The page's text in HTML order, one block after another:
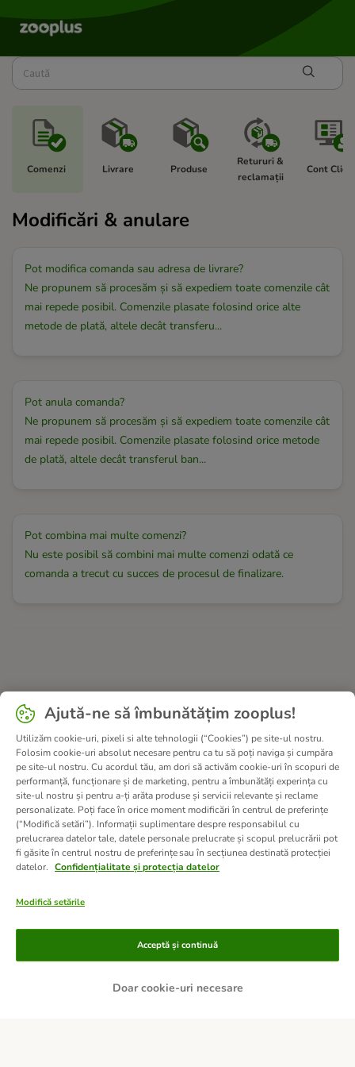
Comenzi Livrare Produse
Retururi &
reclamații
Cont
Modificări & anulare
Pot modifica comanda sau adresa de livrare?
Ne propunem să procesăm și să expediem toate comenzile cât
mai repede posibil. Comenzile plasate folosind orice alte
metode de plată, altele decât transferu...
Pot anula comanda?
Ne propunem să procesăm și să expediem toate comenzile cât
mai repede posibil. Comenzile plasate folosind orice metode
de plată, altele decât transferul ban...
Pot combina mai multe comenzi?
Nu este posibil să combini mai multe comenzi odată ce
comanda a trecut cu succes de procesul de finalizare.
Metode de plată
PLATĂ RAMBURS LA LIVRARE TRANSFER BANCAR
Ajută-ne să îmbunătățim zooplus!
Utilizăm cookie-uri, pixeli si alte tehnologii (“Cookies”) pe site-ul nostru.
Folosim cookie-uri absolut necesare pentru ca tu să poți naviga și cumpăra
pe site-ul nostru. Cu acordul tău, am dori să activăm cookie-uri în scopuri de
performanță, funcționare și de marketing, pentru a îmbunătăți experința cu
site-ul nostru și pentru a-ți arăta produse și servicii relevante și reclame
personalizate. Poți face în orice moment modificări în centrul de preferințe
(“Modifică setări”). Informații suplimentare despre responsabilul cu
prelucrarea datelor tale, datele personale prelucrate și scopul prelucrării pot
fi găsite în centrul nostru de preferințe sau în secțiunea destinată protecției
datelor. Confidențialitate și protecția datelor
Modifică setările
Doar cookie-uri necesare
Acceptă și continuă